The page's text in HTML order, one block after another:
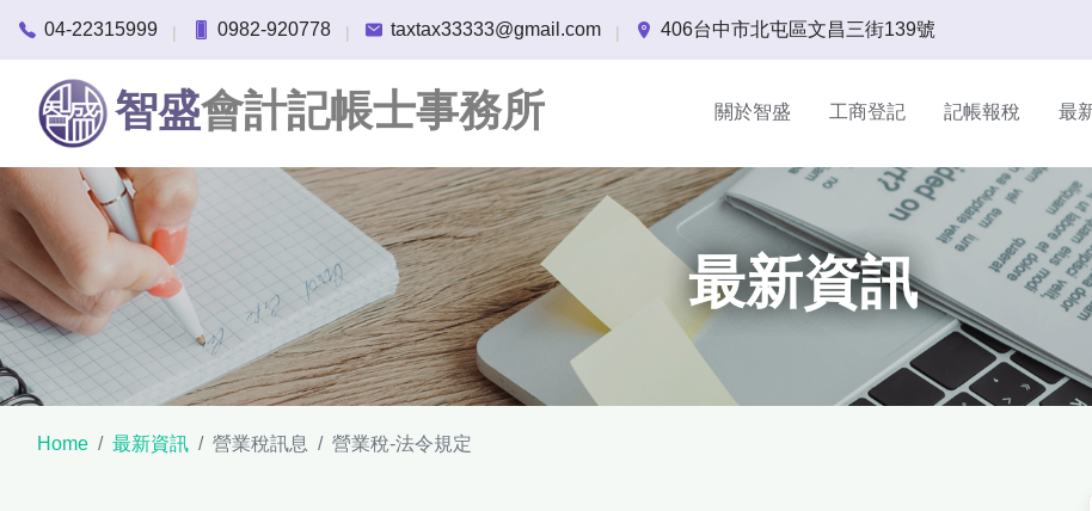
04-22315999 | 0982-920778 | taxtax33333@gmail.com | 406台中市北屯區文昌三街139號
智盛會計記帳士事務所 關於智盛 工商登記 記帳報稅 最
最新資訊
Home 最新資訊 營業稅訊息 營業稅-法令規定